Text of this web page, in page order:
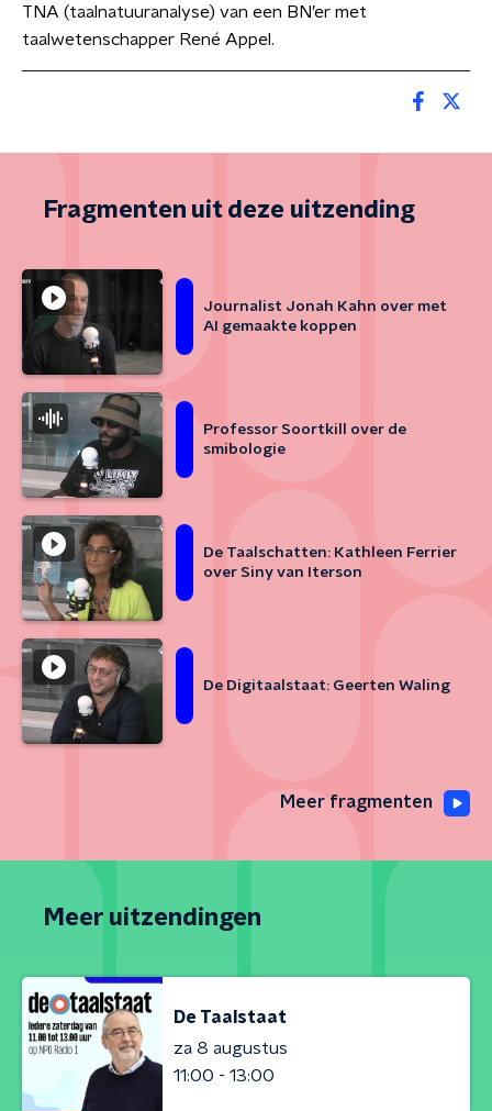
TNA (taalnatuuranalyse) van een BN’er met
taalwetenschapper René Appel.
Fragmenten uit deze uitzending
Journalist Jonah Kahn over met
AI gemaakte koppen
Professor Soortkill over de
smibologie
De Taalschatten: Kathleen Ferrier
over Siny van Iterson
De Digitaalstaat: Geerten Waling
Meer fragmenten
Meer uitzendingen
De Taalstaat
za 8 augustus
11:00 - 13:00